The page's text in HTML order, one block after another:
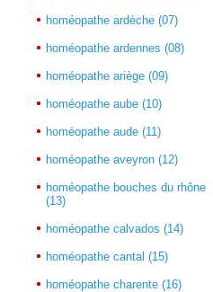
homéopathe ardèche (07)
homéopathe ardennes (08)
homéopathe ariège (09)
homéopathe aube (10)
homéopathe aude (11)
homéopathe aveyron (12)
homéopathe bouches du rhône
(13)
homéopathe calvados (14)
homéopathe cantal (15)
homéopathe charente (16)